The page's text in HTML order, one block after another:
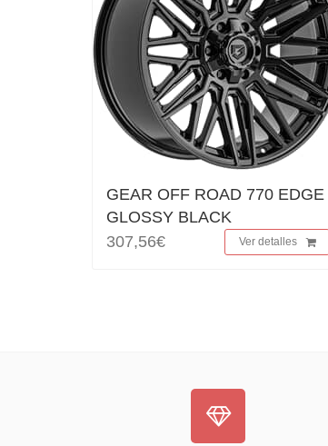
GEAR OFF ROAD 770 EDGE
GLOSSY BLACK
307,56€
Ver detalles